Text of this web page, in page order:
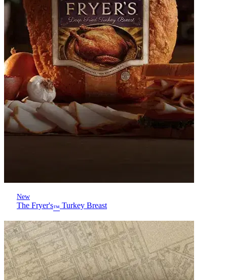
New
The Fryer's™ Turkey Breast